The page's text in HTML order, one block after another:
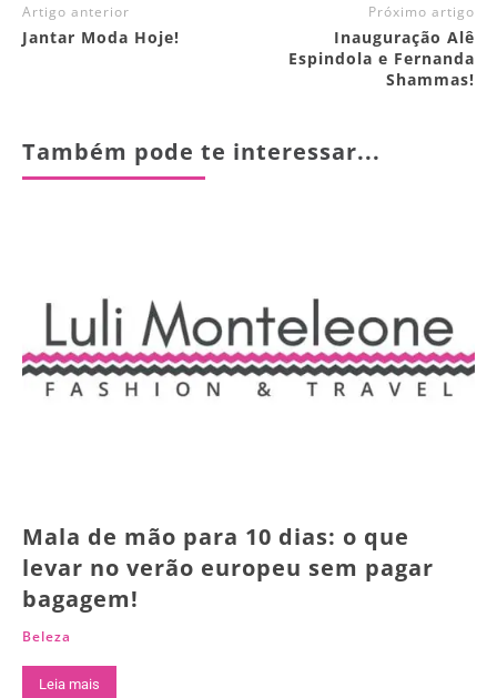
Artigo anterior
Jantar Moda Hoje!
Próximo artigo
Inauguração Alê
Espindola e Fernanda
Shammas!
Também pode te interessar...
Mala de mão para 10 dias: o que
levar no verão europeu sem pagar
bagagem!
Beleza
Leia mais